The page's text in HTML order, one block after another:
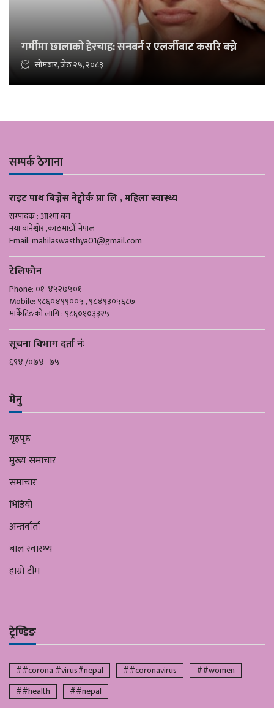
गर्मीमा छालाको हेरचाह: सनबर्न र एलर्जीबाट कसरि बच्ने
सोमबार, जेठ २५, २०८३
सम्पर्क ठेगाना
राइट पाथ बिज्नेस नेट्वोर्क प्रा लि , महिला स्वास्थ्य
सम्पादक : आश्मा बम
नया बानेश्वोर ,काठमाडौँ, नेपाल
Email:mahilaswasthya01@gmail.com
टेलिफोन
Phone: ०१-४५२७५०१
Mobile: ९८६०४९९००५ , ९८४९३०५६८७
मार्केटिङको लागि : ९८६०१०३३२५
सूचना विभाग दर्ता नंः
६९४ /०७४- ७५
मेनु
गृहपृष्ठ
मुख्य समाचार
समाचार
भिडियो
अन्तर्वार्ता
बाल स्वास्थ्य
हाम्रो टीम
ट्रेण्डिङ
##corona #virus#nepal ##coronavirus
##women
##health
##nepal